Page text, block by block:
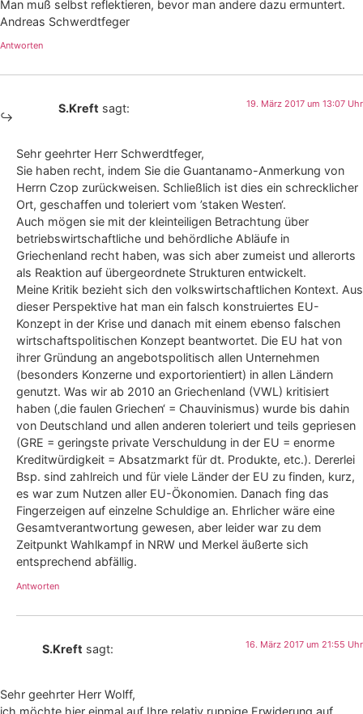
Man muß selbst reflektieren, bevor man andere dazu ermuntert.
Andreas Schwerdtfeger
Antworten
S.Kreft sagt: 19. März 2017 um 13:07 Uhr
Sehr geehrter Herr Schwerdtfeger,
Sie haben recht, indem Sie die Guantanamo-Anmerkung von
Herrn Czop zurückweisen. Schließlich ist dies ein schrecklicher
Ort, geschaffen und toleriert vom ’staken Westen‘.
Auch mögen sie mit der kleinteiligen Betrachtung über
betriebswirtschaftliche und behördliche Abläufe in
Griechenland recht haben, was sich aber zumeist und allerorts
als Reaktion auf übergeordnete Strukturen entwickelt.
Meine Kritik bezieht sich den volkswirtschaftlichen Kontext. Aus
dieser Perspektive hat man ein falsch konstruiertes EU-
Konzept in der Krise und danach mit einem ebenso falschen
wirtschaftspolitischen Konzept beantwortet. Die EU hat von
ihrer Gründung an angebotspolitisch allen Unternehmen
(besonders Konzerne und exportorientiert) in allen Ländern
genutzt. Was wir ab 2010 an Griechenland (VWL) kritisiert
haben (‚die faulen Griechen‘ = Chauvinismus) wurde bis dahin
von Deutschland und allen anderen toleriert und teils gepriesen
(GRE = geringste private Verschuldung in der EU = enorme
Kreditwürdigkeit = Absatzmarkt für dt. Produkte, etc.). Dererlei
Bsp. sind zahlreich und für viele Länder der EU zu finden, kurz,
es war zum Nutzen aller EU-Ökonomien. Danach fing das
Fingerzeigen auf einzelne Schuldige an. Ehrlicher wäre eine
Gesamtverantwortung gewesen, aber leider war zu dem
Zeitpunkt Wahlkampf in NRW und Merkel äußerte sich
entsprechend abfällig.
Antworten
S.Kreft sagt: 16. März 2017 um 21:55 Uhr
Sehr geehrter Herr Wolff,